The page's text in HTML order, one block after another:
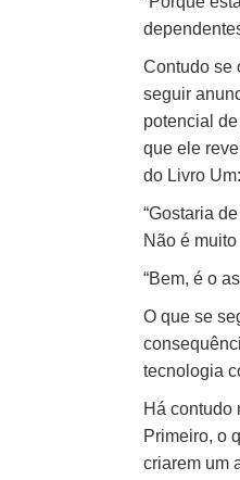
Contudo se
seguir
potencial
que ele
do Livro Um:
“Gostaria
Não é
“Bem, é o
O que se
tecnologia
Há contudo
Primeiro, o
criarem um